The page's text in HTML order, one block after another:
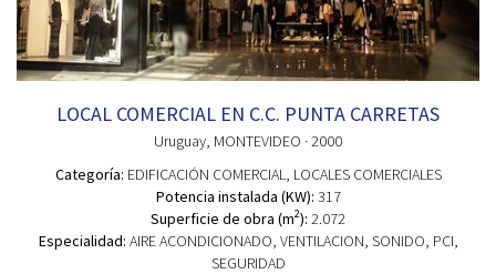
LOCAL COMERCIAL EN C.C. PUNTA CARRETAS
Uruguay , MONTEVIDEO · 2000
Categoría: EDIFICACIÓN COMERCIAL
, LOCALES COMERCIALES
Potencia instalada (KW): 317
Superficie de obra (m2): 2.072
Especialidad: AIRE ACONDICIONADO, VENTILACION, SONIDO, PCI,
SEGURIDAD